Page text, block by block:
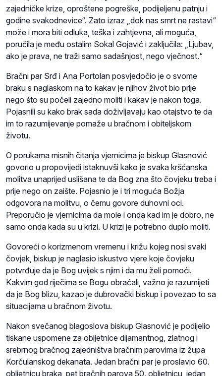
zajedničke krize, oproštene pogreške, podijeljenu patnju i
godine svakodnevice“. Zato izraz „dok nas smrt ne rastavi“
može i mora biti odluka, teška i zahtjevna, ali moguća,
poručila je među ostalim Sokal Gojavić i zaključila: „Ljubav,
ako je prava, ne traži samo sadašnjost, nego vječnost.“
Bračni par Srđ i Ana Portolan posvjedočio je o svome
braku s naglaskom na to kakav je njihov život bio prije
nego što su počeli zajedno moliti i kakav je nakon toga.
Pojasnili su kako brak sada doživljavaju kao otajstvo te da
im to razumijevanje pomaže u bračnom i obiteljskom
životu.
O porukama misnih čitanja vjernicima je biskup Glasnović
govorio u propovijedi istaknuvši kako je svaka kršćanska
molitva unaprijed uslišana te da Bog zna što čovjeku treba i
prije nego on zaište. Pojasnio je i tri moguća Božja
odgovora na molitvu, o čemu govore duhovni oci.
Preporučio je vjernicima da mole i onda kad im je dobro, ne
samo onda kada su u krizi. U krizi je potrebno duplo moliti.
Govoreći o korizmenom vremenu i križu kojeg nosi svaki
čovjek, biskup je naglasio iskustvo vjere koje čovjeku
potvrđuje da je Bog uvijek s njim i da mu želi pomoći.
Kakvim god riječima se Bogu obraćali, važno je razumijeti
da je Bog blizu, kazao je dubrovački biskup i povezao to sa
situacijama u bračnom životu.
Nakon svečanog blagoslova biskup Glasnović je podijelio
tiskane uspomene za obljetnice dijamantnog, zlatnog i
srebrnog bračnog zajedništva bračnim parovima iz župa
Korčulanskog dekanata. Jedan bračni par je proslavio 60.
obljetnicu braka, pet bračnih parova 50. obljetnicu, jedan